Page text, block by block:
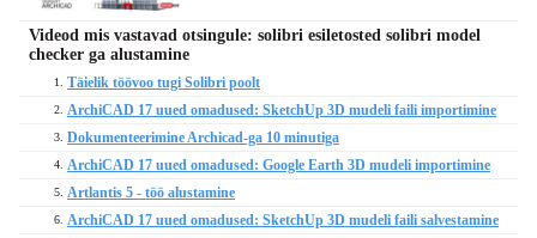
Videod mis vastavad otsingule: solibri esiletosted solibri model
checker ga alustamine
1. Täielik töövoo tugi Solibri poolt
2. ArchiCAD 17 uued omadused: SketchUp 3D mudeli faili importimine
3. Dokumenteerimine Archicad-ga 10 minutiga
4. ArchiCAD 17 uued omadused: Google Earth 3D mudeli importimine
5. Artlantis 5 - töö alustamine
6. ArchiCAD 17 uued omadused: SketchUp 3D mudeli faili salvestamine